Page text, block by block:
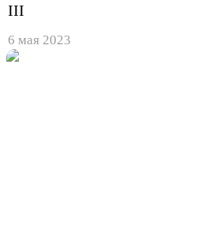
III
6 мая 2023